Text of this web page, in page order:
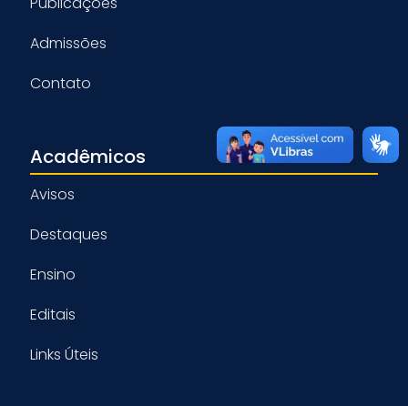
Admissões
Contato
Acadêmicos
Avisos
Destaques
Ensino
Editais
Links Úteis